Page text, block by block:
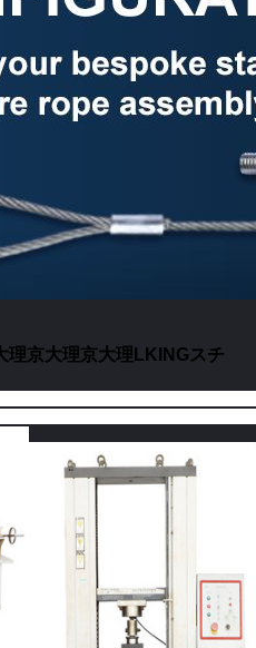
理京大理京大理LKINGスチ